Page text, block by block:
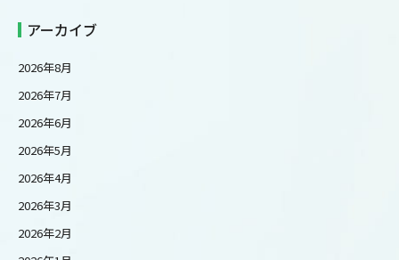
アーカイブ
2026年8月
2026年7月
2026年6月
2026年5月
2026年4月
2026年3月
2026年2月